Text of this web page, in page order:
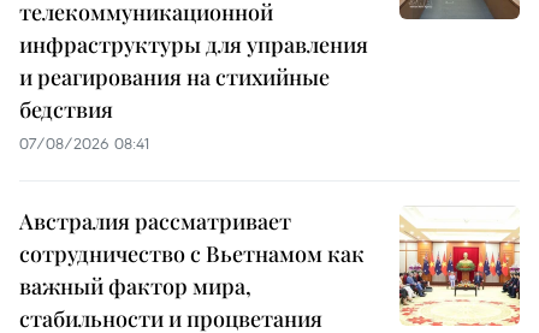
телекоммуникационной
инфраструктуры для управления
и реагирования на стихийные
бедствия
07/08/2026 08:41
Австралия рассматривает
сотрудничество с Вьетнамом как
важный фактор мира,
стабильности и процветания